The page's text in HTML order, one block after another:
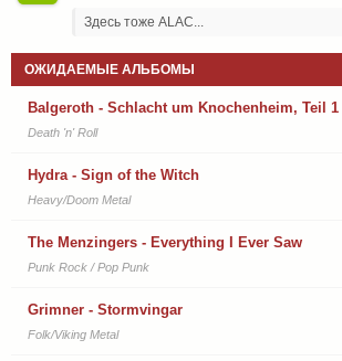
Здесь тоже ALAC...
ОЖИДАЕМЫЕ АЛЬБОМЫ
Balgeroth - Schlacht um Knochenheim, Teil 1
Death 'n' Roll
Hydra - Sign of the Witch
Heavy/Doom Metal
The Menzingers - Everything I Ever Saw
Punk Rock / Pop Punk
Grimner - Stormvingar
Folk/Viking Metal